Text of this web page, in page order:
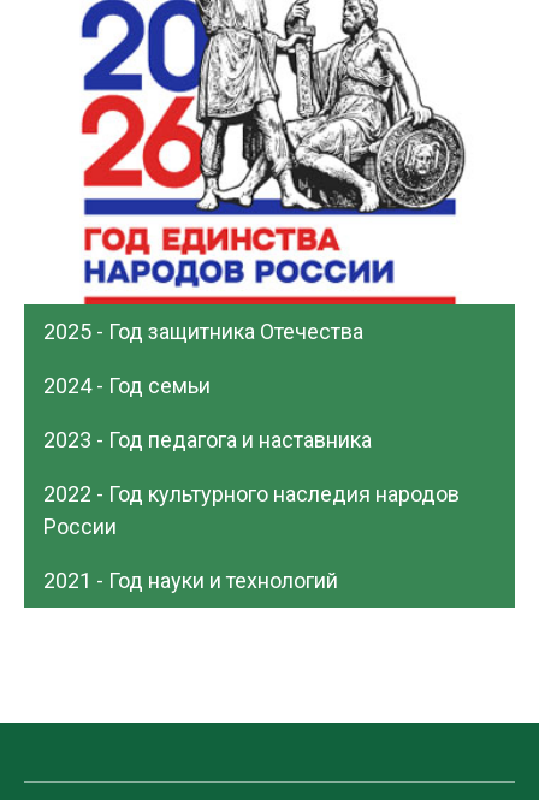
2025 - Год защитника Отечества
2024 - Год семьи
2023 - Год педагога и наставника
2022 - Год культурного наследия народов
России
2021 - Год науки и технологий